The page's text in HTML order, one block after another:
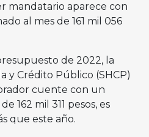
mandatario aparece con
al mes de 161 mil 056
de 2022, la
y Crédito Público (SHCP)
cuente con un
162 mil 311 pesos, es
que este año.